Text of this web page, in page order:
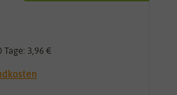
Tage: 3,96 €